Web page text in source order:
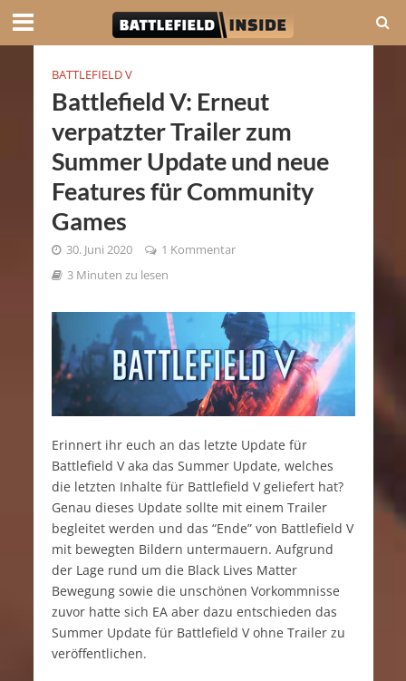
BATTLEFIELD V
Battlefield V: Erneut
verpatzter Trailer zum
Summer Update und neue
Features für Community
Games
30. Juni 2020
1 Kommentar
3 Minuten zu lesen
Erinnert ihr euch an das letzte Update für
Battlefield V aka das Summer Update, welches
die letzten Inhalte für Battlefield V geliefert hat?
Genau dieses Update sollte mit einem Trailer
begleitet werden und das “Ende” von Battlefield V
mit bewegten Bildern untermauern. Aufgrund
der Lage rund um die Black Lives Matter
Bewegung sowie die unschönen Vorkommnisse
zuvor hatte sich EA aber dazu entschieden das
Summer Update für Battlefield V ohne Trailer zu
veröffentlichen.